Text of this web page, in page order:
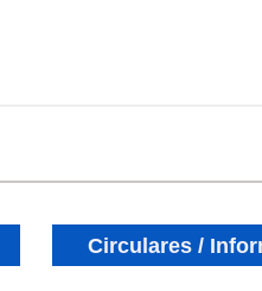
Circulares /